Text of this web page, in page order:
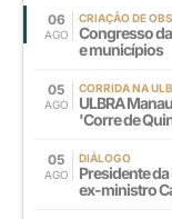
06
AGO
CRIAÇÃO DE
Congresso
e municípios
05
AGO
CORRIDA NA
ULBRA
'Corre de
05
AGO
DIÁLOGO
Presidente
ex-ministro